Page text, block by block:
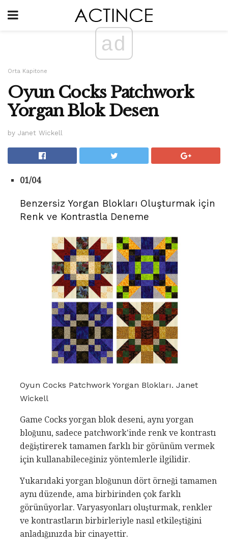
ad
Orta Kapitone
Oyun Cocks Patchwork
Yorgan Blok Desen
by Janet Wickell
01/04
Benzersiz Yorgan Blokları Oluşturmak için
Renk ve Kontrastla Deneme
Oyun Cocks Patchwork Yorgan Blokları. Janet
Wickell
Game Cocks yorgan blok deseni, aynı yorgan
bloğunu, sadece patchwork'inde renk ve kontrastı
değiştirerek tamamen farklı bir görünüm vermek
için kullanabileceğiniz yöntemlerle ilgilidir.
Yukarıdaki yorgan bloğunun dört örneği tamamen
aynı düzende, ama birbirinden çok farklı
görünüyorlar. Varyasyonları oluşturmak, renkler
ve kontrastların birbirleriyle nasıl etkileştiğini
anladığınızda bir cinayettir.